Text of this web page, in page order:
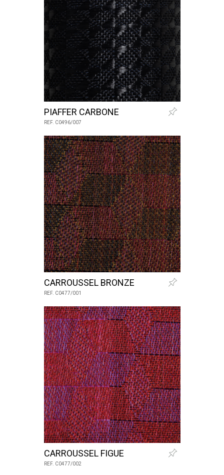
PIAFFER CARBONE
REF. C0496/007
CARROUSSEL BRONZE
REF. C0477/001
CARROUSSEL FIGUE
REF. C0477/002